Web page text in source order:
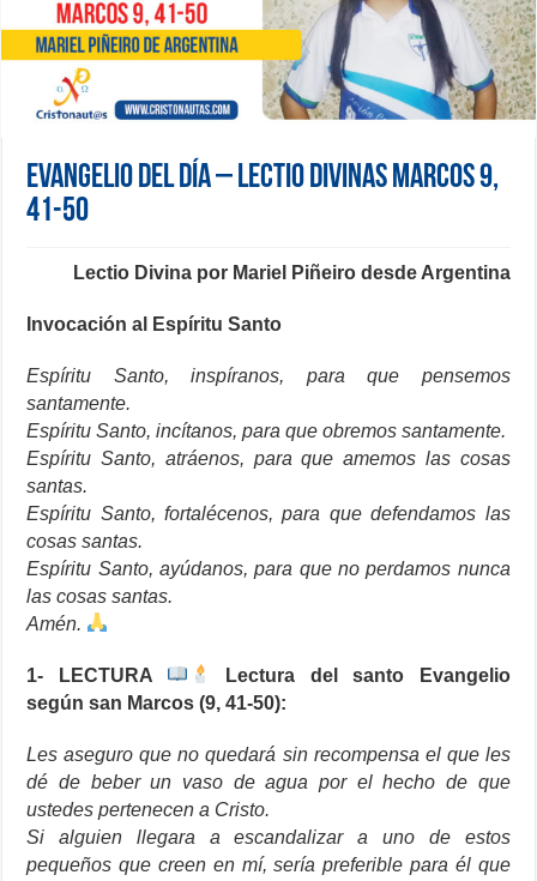
Evangelio del día – Lectio Divinas Marcos 9,
41-50
Lectio Divina por Mariel Piñeiro desde Argentina
Invocación al Espíritu Santo
Espíritu Santo, inspíranos, para que pensemos
santamente.
Espíritu Santo, incítanos, para que obremos santamente.
Espíritu Santo, atráenos, para que amemos las cosas
santas.
Espíritu Santo, fortalécenos, para que defendamos las
cosas santas.
Espíritu Santo, ayúdanos, para que no perdamos nunca
las cosas santas.
Amén.
1- LECTURA
Lectura del santo Evangelio
según san Marcos (9, 41-50):
Les aseguro que no quedará sin recompensa el que les
dé de beber un vaso de agua por el hecho de que
ustedes pertenecen a Cristo.
Si alguien llegara a escandalizar a uno de estos
pequeños que creen en mí, sería preferible para él que